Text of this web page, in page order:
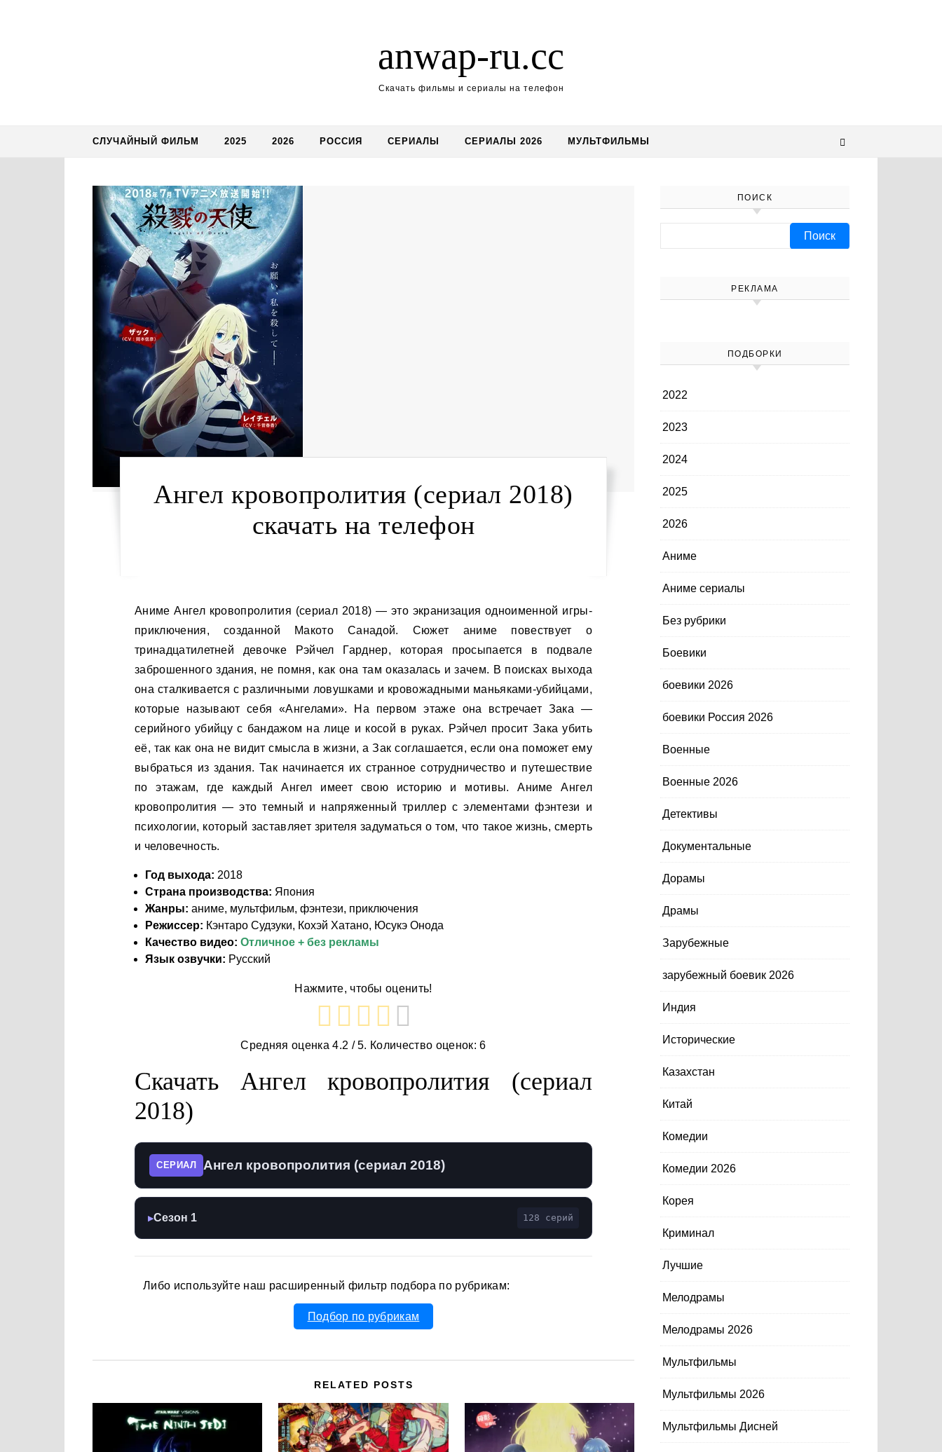
anwap-ru.cc
Скачать фильмы и сериалы на телефон
СЛУЧАЙНЫЙ ФИЛЬМ 2025 2026 РОССИЯ СЕРИАЛЫ СЕРИАЛЫ 2026 МУЛЬТФИЛЬМЫ
Ангел кровопролития (сериал 2018)
скачать на телефон
Аниме Ангел кровопролития (сериал 2018) — это экранизация одноименной игры-
приключения, созданной Макото Санадой. Сюжет аниме повествует о
тринадцатилетней девочке Рэйчел Гарднер, которая просыпается в подвале
заброшенного здания, не помня, как она там оказалась и зачем. В поисках выхода
она сталкивается с различными ловушками и кровожадными маньяками-убийцами,
которые называют себя «Ангелами». На первом этаже она встречает Зака —
серийного убийцу с бандажом на лице и косой в руках. Рэйчел просит Зака убить
её, так как она не видит смысла в жизни, а Зак соглашается, если она поможет ему
выбраться из здания. Так начинается их странное сотрудничество и путешествие
по этажам, где каждый Ангел имеет свою историю и мотивы. Аниме Ангел
кровопролития — это темный и напряженный триллер с элементами фэнтези и
психологии, который заставляет зрителя задуматься о том, что такое жизнь, смерть
и человечность.
Год выхода: 2018
Страна производства: Япония
Жанры: аниме, мультфильм, фэнтези, приключения
Режиссер: Кэнтаро Судзуки, Кохэй Хатано, Юсукэ Онода
Качество видео: Отличное + без рекламы
Язык озвучки: Русский
Нажмите, чтобы оценить!
Средняя оценка4.2 / 5. Количество оценок:6
Скачать Ангел кровопролития (сериал
2018)
СЕРИАЛ Ангел кровопролития (сериал 2018)
▶Сезон 1 128 серий
Либо используйте наш расширенный фильтр подбора по рубрикам:
Подбор по рубрикам
RELATED POSTS
ПОИСК
РЕКЛАМА
ПОДБОРКИ
2022
2023
2024
2025
2026
Аниме
Аниме сериалы
Без рубрики
Боевики
боевики 2026
боевики Россия 2026
Военные
Военные 2026
Детективы
Документальные
Дорамы
Драмы
Зарубежные
зарубежный боевик 2026
Индия
Исторические
Казахстан
Китай
Комедии
Комедии 2026
Корея
Криминал
Лучшие
Мелодрамы
Мелодрамы 2026
Мультфильмы
Мультфильмы 2026
Мультфильмы Дисней